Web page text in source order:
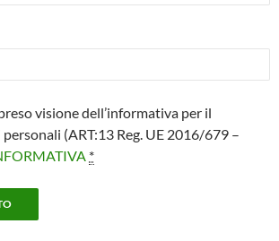
visione dell’informativa per il
(ART:13 Reg. UE 2016/679 –
*